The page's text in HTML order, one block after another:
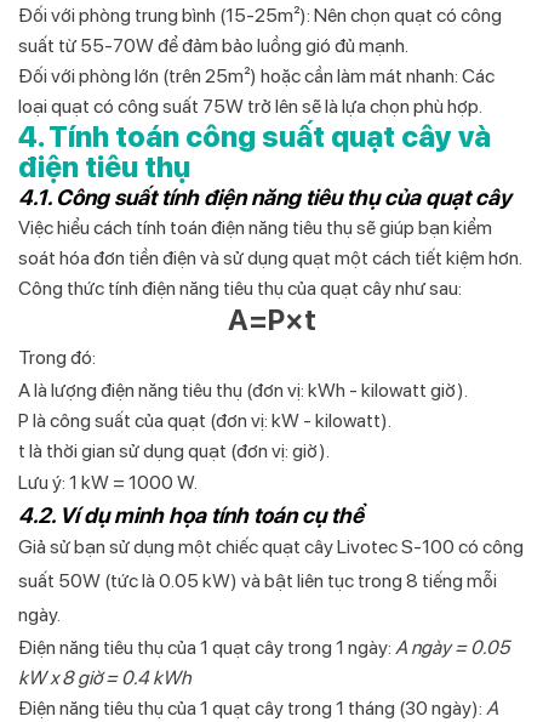
Đối với phòng trung bình (15-25m²): Nên chọn quạt có công
suất từ 55-70W để đảm bảo luồng gió đủ mạnh.
Đối với phòng lớn (trên 25m²) hoặc cần làm mát nhanh: Các
loại quạt có công suất 75W trở lên sẽ là lựa chọn phù hợp.
4. Tính toán công suất quạt cây và
điện tiêu thụ
4.1. Công suất tính điện năng tiêu thụ của quạt cây
Việc hiểu cách tính toán điện năng tiêu thụ sẽ giúp bạn kiểm
soát hóa đơn tiền điện và sử dụng quạt một cách tiết kiệm hơn.
Công thức tính điện năng tiêu thụ của quạt cây như sau:
A=P×t
Trong đó:
A là lượng điện năng tiêu thụ (đơn vị: kWh - kilowatt giờ).
P là công suất của quạt (đơn vị: kW - kilowatt).
t là thời gian sử dụng quạt (đơn vị: giờ).
Lưu ý: 1 kW = 1000 W.
4.2. Ví dụ minh họa tính toán cụ thể
Giả sử bạn sử dụng một chiếc quạt cây Livotec S-100 có công
suất 50W (tức là 0.05 kW) và bật liên tục trong 8 tiếng mỗi
ngày.
Điện năng tiêu thụ của 1 quạt cây trong 1 ngày: A ngày = 0.05
kW x 8 giờ = 0.4 kWh
Điện năng tiêu thụ của 1 quạt cây trong 1 tháng (30 ngày): A